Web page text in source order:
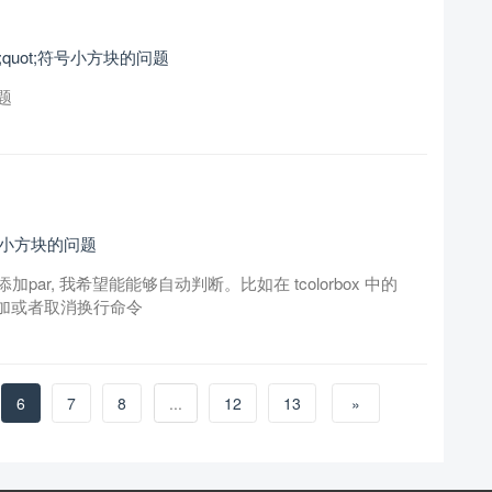
符号小方块的问题
方块的问题
par, 我希望能能够自动判断。比如在 tcolorbox 中的
或者取消换行命令
6 7 8 ... 12 13 »